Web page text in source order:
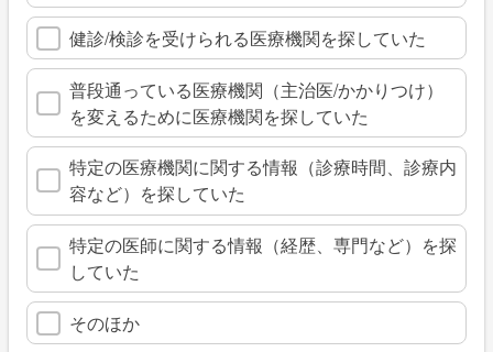
健診/検診を受けられる医療機関を探していた
普段通っている医療機関（主治医/かかりつけ）
を変えるために医療機関を探していた
特定の医療機関に関する情報（診療時間、診療内
容など）を探していた
特定の医師に関する情報（経歴、専門など）を探
していた
そのほか